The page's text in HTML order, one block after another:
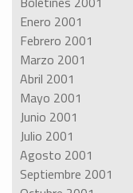
Enero 2001
Febrero 2001
Marzo 2001
Abril 2001
Mayo 2001
Junio 2001
Julio 2001
Agosto 2001
Septiembre 2001